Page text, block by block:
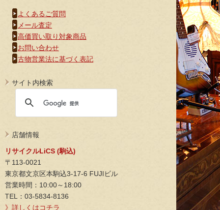
よくあるご質問
メール査定
高価買い取り対象商品
お問い合わせ
古物営業法に基づく表記
サイト内検索
店舗情報
リサイクルLiCS (駒込)
〒113-0021
東京都文京区本駒込3-17-6 FUJIビル
営業時間：10:00～18:00
TEL：03-5834-8136
》詳しくはコチラ